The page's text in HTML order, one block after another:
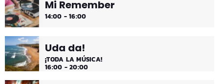
¡Música y más música los fines de semana!
Mi Remember
14:00 - 16:00
Uda da!
¡TODA LA MÚSICA!
16:00 - 20:00